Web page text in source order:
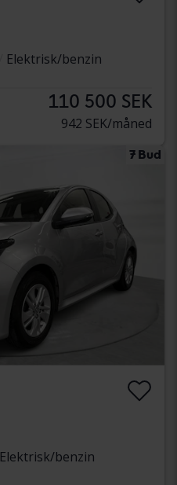
Elektrisk/benzin
110 500 SEK
942 SEK/måned
7 Bud
Elektrisk/benzin